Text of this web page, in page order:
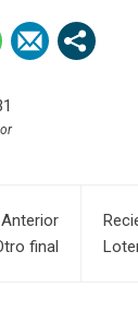
Anterior
final